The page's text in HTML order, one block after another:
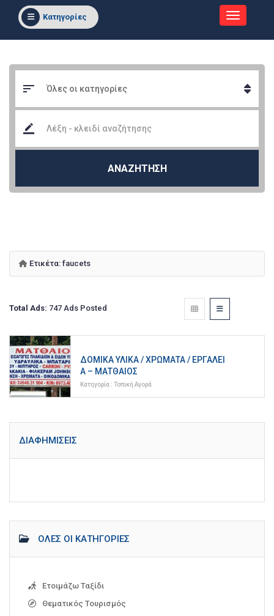
Κατηγορίες
ΑΝΑΖΗΤΗΣΗ
Ετικέτα: faucets
Total Ads: 747 Ads Posted
ΔΟΜΙΚΆ ΥΛΙΚΆ / ΧΡΏΜΑΤΑ / ΕΡΓΑΛΕΊ
Α – ΜΑΤΘΑΊΟΣ
Κατηγορία : Τοπική Αγορά
ΔΙΑΦΗΜΊΣΕΙΣ
ΌΛΕΣ ΟΙ ΚΑΤΗΓΟΡΊΕΣ
Ετοιμάζω Ταξίδι
Θεματικός Τουρισμός